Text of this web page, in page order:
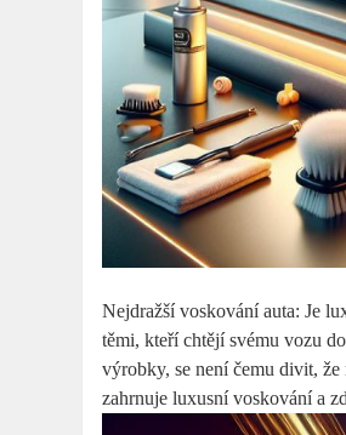
Nejdražší voskování auta: Je
těmi, kteří chtějí svému vozu
výrobky, se není čemu divit,
zahrnuje luxusní voskování a